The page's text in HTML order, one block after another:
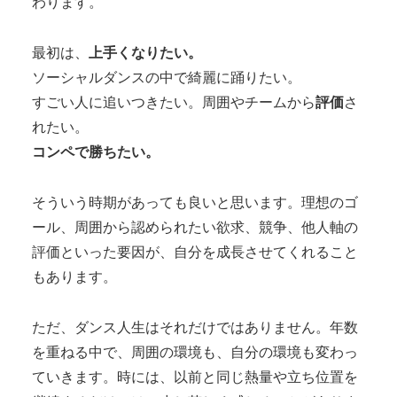
最初は、 上手くなりたい。
ソーシャルダンスの中で綺麗に踊りたい。
すごい人に追いつきたい。周囲やチームから評価さ
れたい。
コンペで勝ちたい。
そういう時期があっても良いと思います。理想のゴ
ール、周囲から認められたい欲求、競争、他人軸の
評価といった要因が、自分を成長させてくれること
もあります。
ただ、ダンス人生はそれだけではありません。年数
を重ねる中で、周囲の環境も、自分の環境も変わっ
ていきます。時には、以前と同じ熱量や立ち位置を